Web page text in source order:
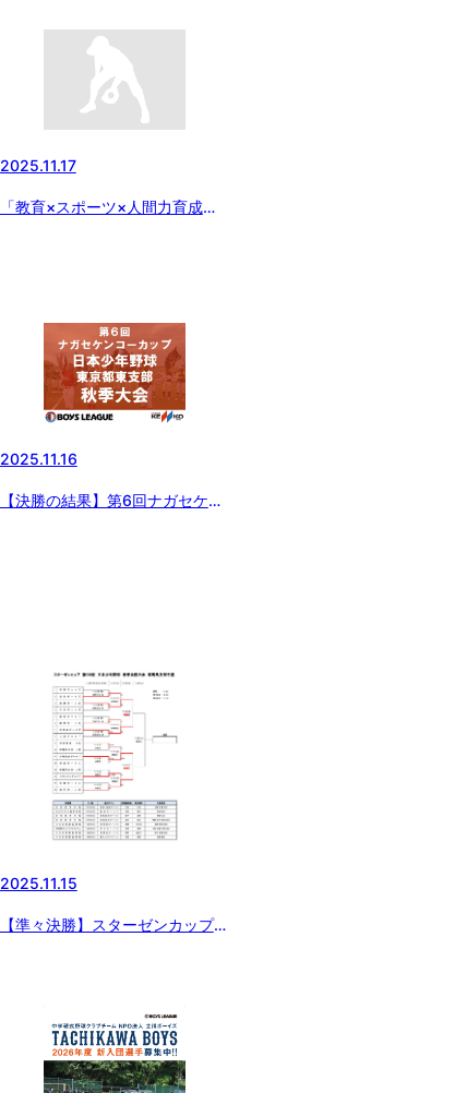
2025.11.17
「教育×スポーツ×人間力育成」
2025.11.16
【決勝の結果】第6回ナガセケン
2025.11.15
【準々決勝】スターゼンカップ第